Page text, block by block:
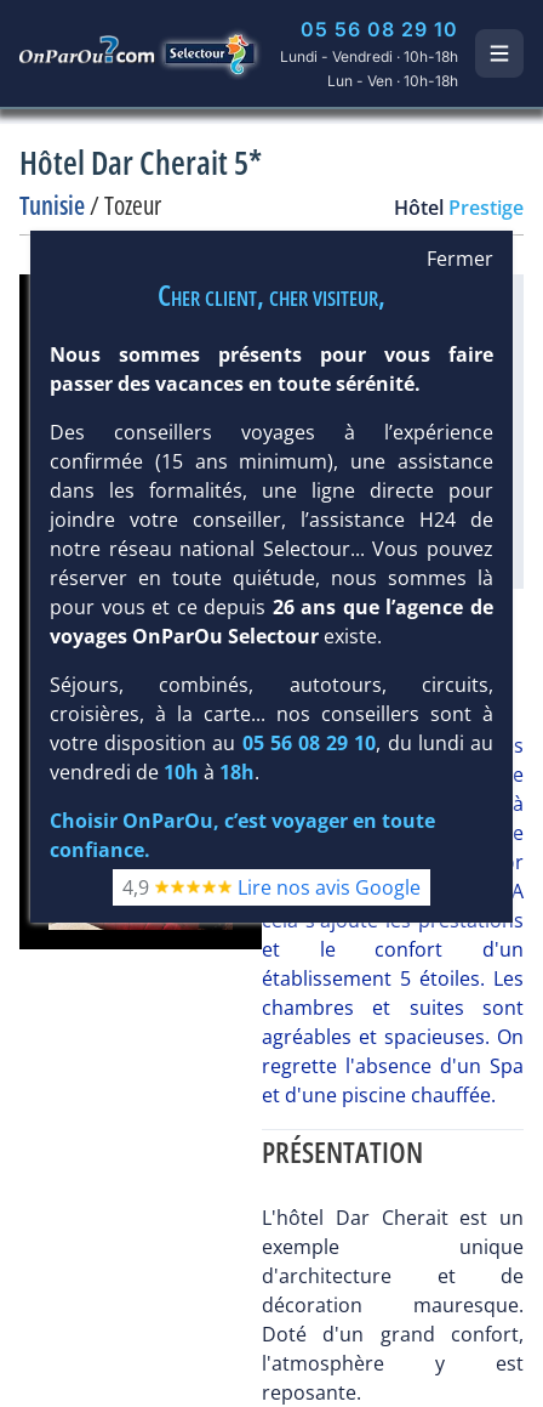
05 56 08 29 10
Lundi - Vendredi · 10h-18h
Lun - Ven · 10h-18h
Hôtel Dar Cherait 5*
Tunisie/Tozeur Hôtel Prestige
DEMANDE D’INFORMATIONS
Infos météo :
Équipement :
85
Infos golfs :
1 Distance depuis l'hôtel :
1.1 km
NOTRE AVIS
Cet hôtel est l'une des
adresses de charme de
Tozeur. L'architecture à
l'image d'un riad est une
réussite, offrant un décor
digne des "1001 Nuits". A
cela s'ajoute les prestations
et le confort d'un
établissement 5 étoiles. Les
chambres et suites sont
agréables et spacieuses. On
regrette l'absence d'un Spa
et d'une piscine chauffée.
PRÉSENTATION
L'hôtel Dar Cherait est un
exemple unique
d'architecture et de
décoration mauresque.
Doté d'un grand confort,
l'atmosphère y est
reposante.
Fermer
Cher client, cher visiteur,
Nous sommes présents pour vous faire
passer des vacances en toute sérénité.
Des conseillers voyages à l’expérience
confirmée (15 ans minimum), une assistance
dans les formalités, une ligne directe pour
joindre votre conseiller, l’assistance H24 de
notre réseau national Selectour... Vous pouvez
réserver en toute quiétude, nous sommes là
pour vous et ce depuis 26 ans que l’agence de
voyages OnParOu Selectourexiste.
Séjours, combinés, autotours, circuits,
croisières, à la carte... nos conseillers sont à
votre disposition au 05 56 08 29 10, du lundi au
vendredi de 10h à 18h.
Choisir OnParOu, c’est voyager en toute
confiance.
4,9
Lire nos avis Google